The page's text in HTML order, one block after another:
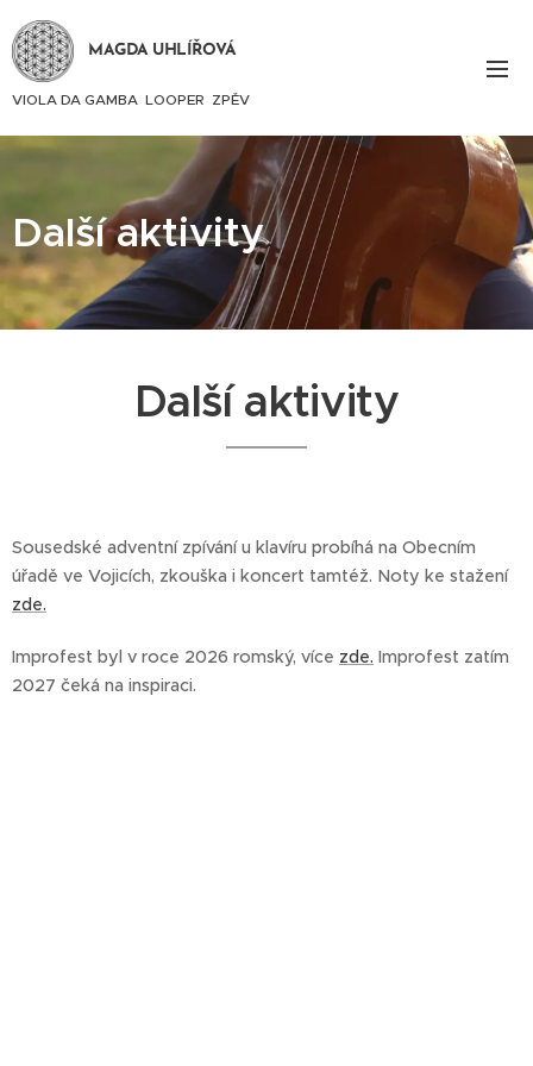
MAGDA UHLÍŘOVÁ
VIOLA DA GAMBA LOOPER ZPĚV
Další aktivity
Další aktivity
Sousedské adventní zpívání u klavíru probíhá na Obecním
úřadě ve Vojicích, zkouška i koncert tamtéž. Noty ke stažení
zde.
Improfest byl v roce 2026 romský, více zde. Improfest zatím
2027 čeká na inspiraci.